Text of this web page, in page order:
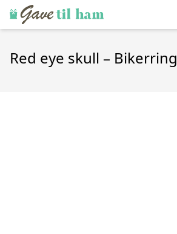
Red eye skull – Bikerring